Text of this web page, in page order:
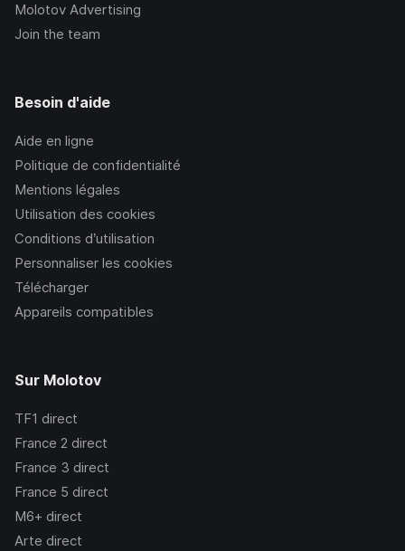
Molotov Advertising
Join the team
Besoin d'aide
Aide en ligne
Politique de confidentialité
Mentions légales
Utilisation des cookies
Conditions d’utilisation
Personnaliser les cookies
Télécharger
Appareils compatibles
Sur Molotov
TF1 direct
France 2 direct
France 3 direct
France 5 direct
M6+ direct
Arte direct